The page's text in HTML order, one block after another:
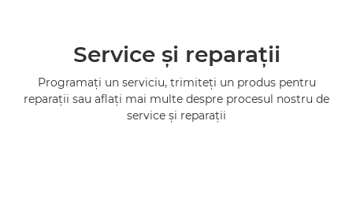
Service şi reparaţii
Programaţi un serviciu, trimiteţi un produs pentru
reparaţii sau aflaţi mai multe despre procesul nostru de
service şi reparaţii